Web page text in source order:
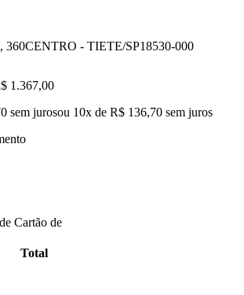
360CENTRO - TIETE/SP18530-000
1.367,00
sem jurosou 10x de R$ 136,70 sem juros
Cartão de
Total